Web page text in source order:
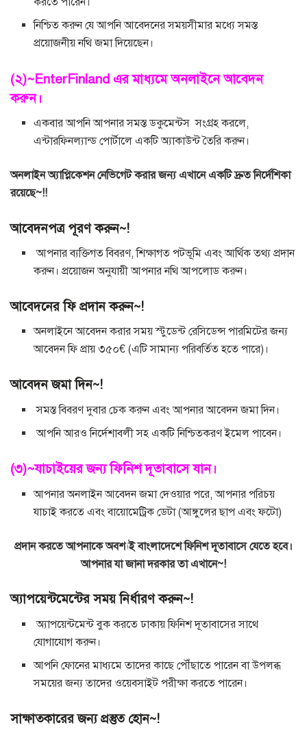
নিশ্চিত করুন যে আপনি আবেদনের সময়সীমার মধ্যে সমস্ত
প্রয়োজনীয় নথি জমা দিয়েছেন।
(২)~EnterFinland এর মাধ্যমে অনলাইনে আবেদন
করুন।
একবার আপনি আপনার সমস্ত ডকুমেন্টস সংগ্রহ করলে,
এন্টারফিনল্যান্ড পোর্টালে একটি অ্যাকাউন্ট তৈরি করুন।
অনলাইন অ্যাপ্লিকেশন নেভিগেট করার জন্য এখানে একটি দ্রুত নির্দেশিকা
রয়েছে~!!
আবেদনপত্র পূরণ করুন~!
আপনার ব্যক্তিগত বিবরণ, শিক্ষাগত পটভূমি এবং আর্থিক তথ্য প্রদান
করুন। প্রয়োজন অনুযায়ী আপনার নথি আপলোড করুন।
আবেদনের ফি প্রদান করুন~!
অনলাইনে আবেদন করার সময় স্টুডেন্ট রেসিডেন্স পারমিটের জন্য
আবেদন ফি প্রায় ৩৫০€ (এটি সামান্য পরিবর্তিত হতে পারে)।
আবেদন জমা দিন~!
সমস্ত বিবরণ দুবার চেক করুন এবং আপনার আবেদন জমা দিন।
আপনি আরও নির্দেশাবলী সহ একটি নিশ্চিতকরণ ইমেল পাবেন।
(৩)~যাচাইয়ের জন্য ফিনিশ দূতাবাসে যান।
আপনার অনলাইন আবেদন জমা দেওয়ার পরে, আপনার পরিচয়
যাচাই করতে এবং বায়োমেট্রিক ডেটা (আঙ্গুলের ছাপ এবং ফটো)
প্রদান করতে আপনাকে অবশ্যই বাংলাদেশে ফিনিশ দূতাবাসে যেতে হবে।
আপনার যা জানা দরকার তা এখানে~!
অ্যাপয়েন্টমেন্টের সময় নির্ধারণ করুন~!
অ্যাপয়েন্টমেন্ট বুক করতে ঢাকায় ফিনিশ দূতাবাসের সাথে
যোগাযোগ করুন।
আপনি ফোনের মাধ্যমে তাদের কাছে পৌঁছাতে পারেন বা উপলব্ধ
সময়ের জন্য তাদের ওয়েবসাইট পরীক্ষা করতে পারেন।
সাক্ষাত্কারের জন্য প্রস্তুত হোন~!